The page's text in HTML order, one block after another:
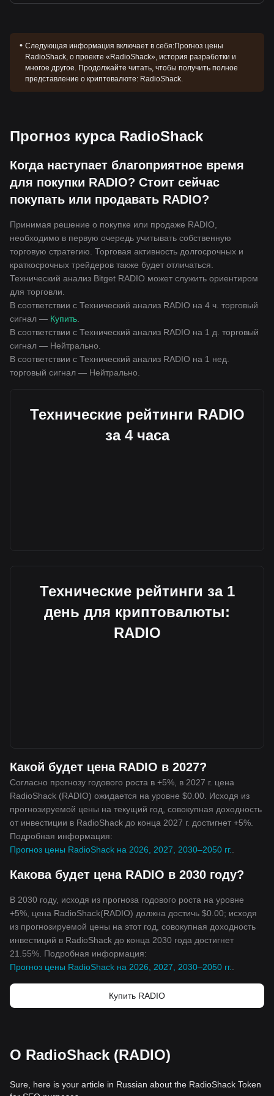
Следующая информация включает в себя:Прогноз цены
RadioShack, о проекте «RadioShack», история разработки и
многое другое. Продолжайте читать, чтобы получить полное
представление о криптовалюте: RadioShack.
Прогноз курса RadioShack
Когда наступает благоприятное время
для покупки RADIO? Стоит сейчас
покупать или продавать RADIO?
Принимая решение о покупке или продаже RADIO,
необходимо в первую очередь учитывать собственную
торговую стратегию. Торговая активность долгосрочных и
краткосрочных трейдеров также будет отличаться.
Технический анализ Bitget RADIO может служить ориентиром
для торговли.
В соответствии с Технический анализ RADIO на 4 ч. торговый
сигнал — Купить
В соответствии с Технический анализ RADIO на 1 д. торговый
сигнал — Нейтрально
В соответствии с Технический анализ RADIO на 1 нед.
торговый сигнал — Нейтрально
Технические рейтинги RADIO
за 4 часа
Технические рейтинги за 1
день для криптовалюты:
RADIO
Какой будет цена RADIO в 2027?
Согласно прогнозу годового роста в +5%, в 2027 г. цена
RadioShack (RADIO) ожидается на уровне $0.00. Исходя из
прогнозируемой цены на текущий год, совокупная доходность
от инвестиции в RadioShack до конца 2027 г. достигнет +5%.
Подробная информация:
Прогноз цены RadioShack на 2026, 2027, 2030–2050 гг.
Какова будет цена RADIO в 2030 году?
В 2030 году, исходя из прогноза годового роста на уровне
+5%, цена RadioShack(RADIO) должна достичь $0.00; исходя
из прогнозируемой цены на этот год, совокупная доходность
инвестиций в RadioShack до конца 2030 года достигнет
21.55%. Подробная информация:
Прогноз цены RadioShack на 2026, 2027, 2030–2050 гг.
Купить RADIO
О RadioShack (RADIO)
Sure, here is your article in Russian about the RadioShack Token